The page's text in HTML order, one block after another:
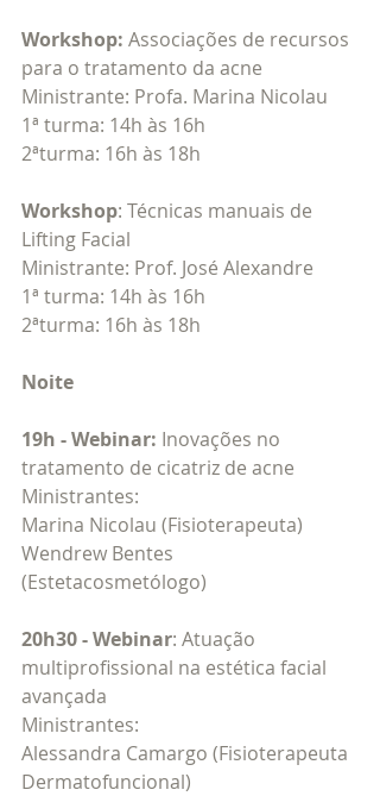
Workshop: Associações de recursos
para o tratamento da acne
Ministrante: Profa. Marina Nicolau
1ª turma: 14h às 16h
2ªturma: 16h às 18h
Workshop: Técnicas manuais de
Lifting Facial
Ministrante: Prof. José Alexandre
1ª turma: 14h às 16h
2ªturma: 16h às 18h
Noite
19h - Webinar: Inovações no
tratamento de cicatriz de acne
Ministrantes:
Marina Nicolau (Fisioterapeuta)
Wendrew Bentes
(Estetacosmetólogo)
20h30 - Webinar: Atuação
multiprofissional na estética facial
avançada
Ministrantes:
Alessandra Camargo (Fisioterapeuta
Dermatofuncional)